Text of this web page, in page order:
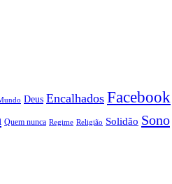
Deus Encalhados Facebook
Quem nunca Regime Religião Solidão Sono